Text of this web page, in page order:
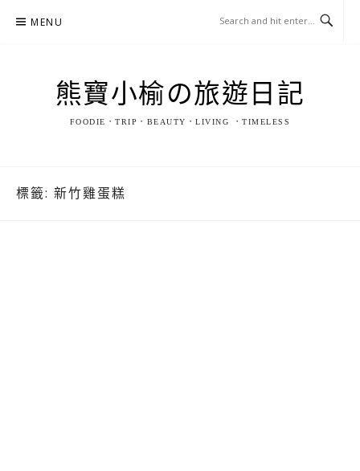
MENU
熊寶小榆の旅遊日記
FOODIE．TRIP．BEAUTY．LIVING ．TIMELESS
標籤: 新竹雞蛋糕